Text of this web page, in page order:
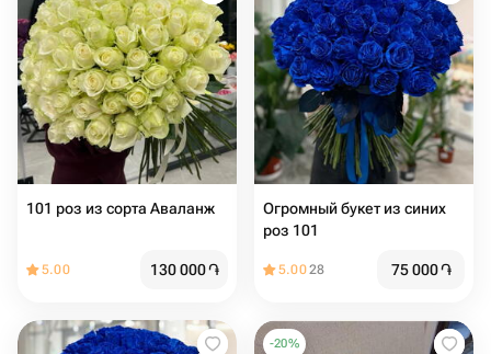
101 роз из сорта Аваланж
5.00 130 000֏
Огромный букет из синих
роз 101
5.0028 75 000֏
-20%